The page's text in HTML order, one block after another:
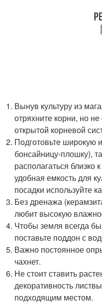
Вынув культуру из
отряхните корни, но
открытой корневой
Подготовьте широкую
бонсайницу-плошку),
располагаться близко
удобная емкость для
посадки используйте
Без дренажа
любит высокую
Чтобы земля всегда
поставьте поддон с
Важно постоянное
чахнет.
Не стоит ставить
декоративность
подходящим местом.